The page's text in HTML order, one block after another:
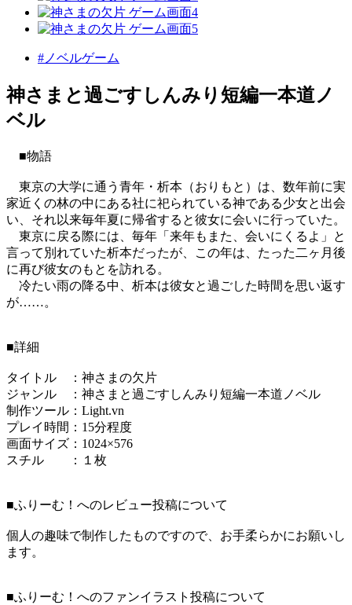
#ノベルゲーム
神さまと過ごすしんみり短編一本道ノ
ベル
■物語
東京の大学に通う青年・析本（おりもと）は、数年前に実
家近くの林の中にある社に祀られている神である少女と出会
い、それ以来毎年夏に帰省すると彼女に会いに行っていた。
東京に戻る際には、毎年「来年もまた、会いにくるよ」と
言って別れていた析本だったが、この年は、たった二ヶ月後
に再び彼女のもとを訪れる。
冷たい雨の降る中、析本は彼女と過ごした時間を思い返す
が……。
■詳細
タイトル ：神さまの欠片
ジャンル ：神さまと過ごすしんみり短編一本道ノベル
制作ツール：Light.vn
プレイ時間：15分程度
画面サイズ：1024×576
スチル ：１枚
■ふりーむ！へのレビュー投稿について
個人の趣味で制作したものですので、お手柔らかにお願いし
ます。
■ふりーむ！へのファンイラスト投稿について